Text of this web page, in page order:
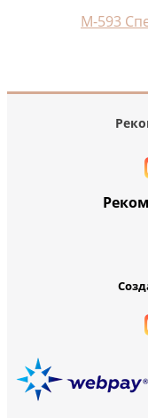
М-593